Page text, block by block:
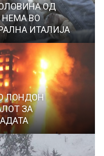
ОД
НЕМА ВО
ИТАЛИЈА
ЛОНДОН
ЗА